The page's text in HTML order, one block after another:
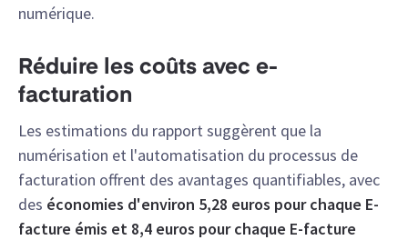
numérique.
Réduire les coûts avec e-
facturation
Les estimations du rapport suggèrent que la
numérisation et l'automatisation du processus de
facturation offrent des avantages quantifiables, avec
des économies d'environ 5,28 euros pour chaque E-
facture émis et 8,4 euros pour chaque E-facture